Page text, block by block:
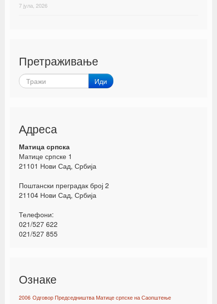
7 јула, 2026
Претраживање
Иди
Адреса
Матица српска
Матице српске 1
21101 Нови Сад, Србија
Поштански преградак број 2
21104 Нови Сад, Србија
Телефони:
021/527 622
021/527 855
Ознаке
2006 Одговор Председништва Матице српске на Саопштење